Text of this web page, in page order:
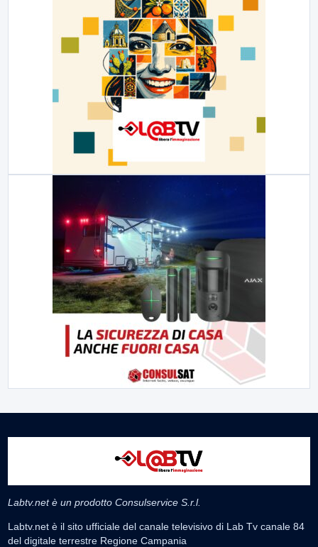
Labtv.net è un prodotto Consulservice S.r.l.
Labtv.net è il sito ufficiale del canale televisivo di Lab Tv canale 84
del digitale terrestre Regione Campania